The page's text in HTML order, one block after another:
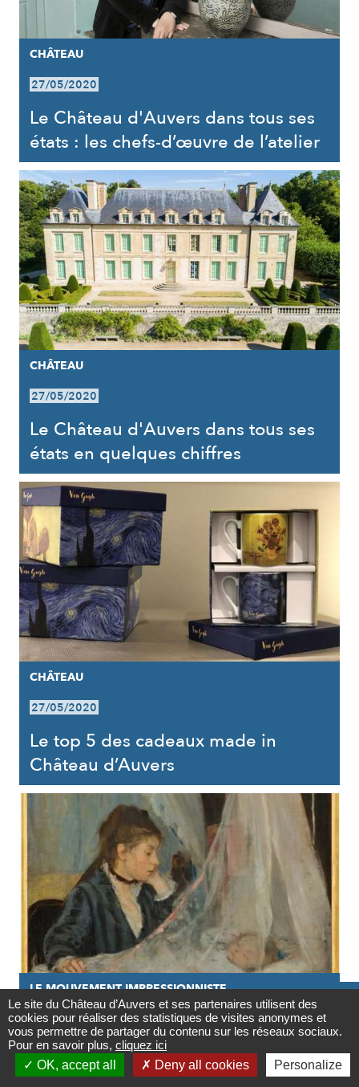
Contact

Newsletter
CHÂTEAU
27/05/2020
Le Château d'Auvers dans tous ses
états : les chefs-d’œuvre de l’atelier
CHÂTEAU
27/05/2020
Le Château d'Auvers dans tous ses
états en quelques chiffres
CHÂTEAU
27/05/2020
Le top 5 des cadeaux made in
Château d’Auvers
LE MOUVEMENT IMPRESSIONNISTE
27/05/2020
Les chemins de la liberté picturale
Le site du Château d’Auvers et ses partenaires utilisent des
cookies pour réaliser des statistiques de visites anonymes et
vous permettre de partager du contenu sur les réseaux sociaux.
Pour en savoir plus, cliquez ici
OK, accept all
Deny all cookies Personalize